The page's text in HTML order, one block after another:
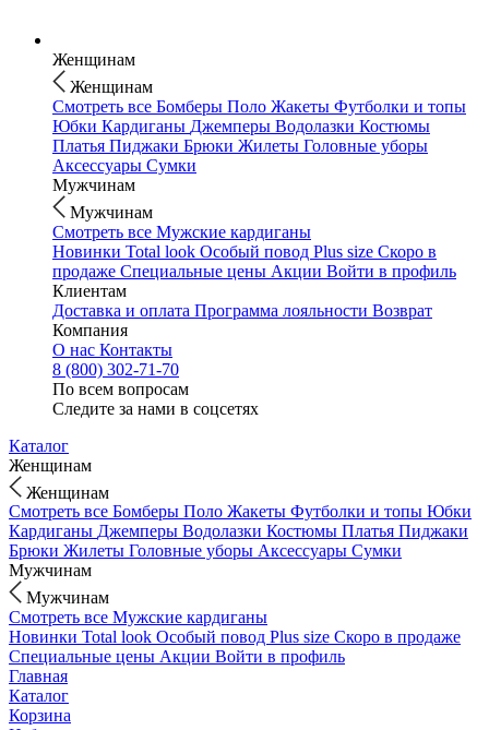
Женщинам
Женщинам
Смотреть все Бомберы Поло Жакеты Футболки и топы
Юбки Кардиганы Джемперы Водолазки Костюмы
Платья Пиджаки Брюки Жилеты Головные уборы
Аксессуары Сумки
Мужчинам
Мужчинам
Смотреть все Мужские кардиганы
Новинки Total look Особый повод Plus size Скоро в
продаже Специальные цены Акции Войти в профиль
Клиентам
Доставка и оплата Программа лояльности Возврат
Компания
О нас Контакты
8 (800) 302-71-70
По всем вопросам
Следите за нами в соцсетях
Каталог
Женщинам
Женщинам
Смотреть все Бомберы Поло Жакеты Футболки и топы Юбки
Кардиганы Джемперы Водолазки Костюмы Платья Пиджаки
Брюки Жилеты Головные уборы Аксессуары Сумки
Мужчинам
Мужчинам
Смотреть все Мужские кардиганы
Новинки Total look Особый повод Plus size Скоро в продаже
Специальные цены Акции Войти в профиль
Главная
Каталог
Корзина